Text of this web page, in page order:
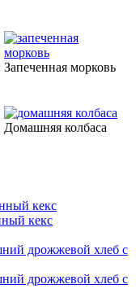
Запеченная морковь
Домашняя колбаса
кекс
кекс
дрожжевой хлеб с
дрожжевой хлеб с